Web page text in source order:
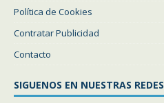
Política de Cookies
Contratar Publicidad
Contacto
SIGUENOS EN NUESTRAS REDES